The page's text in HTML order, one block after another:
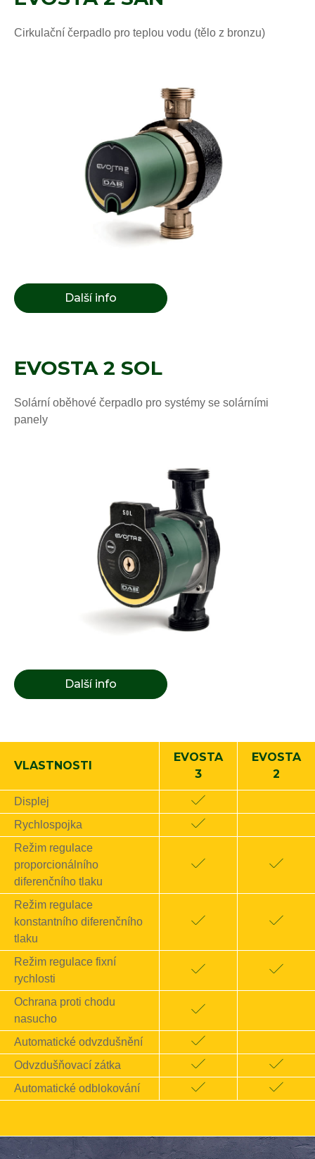
Cirkulační čerpadlo pro teplou vodu (tělo z bronzu)
Další info
EVOSTA 2 SOL
Solární oběhové čerpadlo pro systémy se solárními
panely
Další info
VLASTNOSTI
EVOSTA
3
EVOSTA
2
Displej
Rychlospojka
Režim regulace
proporcionálního
diferenčního tlaku
Režim regulace
konstantního diferenčního
tlaku
Režim regulace fixní
rychlosti
Ochrana proti chodu
nasucho
Automatické odvzdušnění
Odvzdušňovací zátka
Automatické odblokování